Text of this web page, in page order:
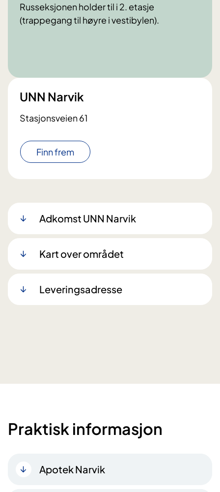
Russeksjonen holder til i 2. etasje
(trappegang til høyre i vestibylen).
UNN Narvik
Stasjonsveien 61
Finn frem
Adkomst UNN Narvik
Kart over området
Leveringsadresse
Praktisk informasjon
Apotek Narvik